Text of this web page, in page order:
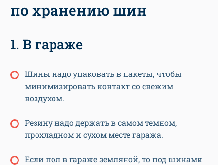
по хранению шин
1. В гараже
Шины надо упаковать в пакеты, чтобы
минимизировать контакт со свежим
воздухом.
Резину надо держать в самом темном,
прохладном и сухом месте гаража.
Если пол в гараже земляной, то под шинами